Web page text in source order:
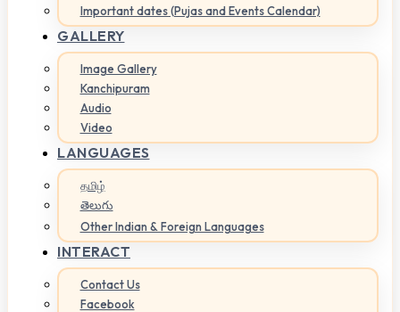
Important dates (Pujas and Events Calendar)
GALLERY
Image Gallery
Kanchipuram
Audio
Video
LANGUAGES
தமிழ்
తెలుగు
Other Indian & Foreign Languages
INTERACT
Contact Us
Facebook